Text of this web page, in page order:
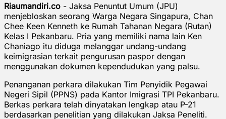
Riaumandiri.co - Jaksa Penuntut Umum (JPU)
menjebloskan seorang Warga Negara Singapura, Chan
Chee Keen Kenneth ke Rumah Tahanan Negara (Rutan)
Kelas I Pekanbaru. Pria yang memiliki nama lain Ken
Chaniago itu diduga melanggar undang-undang
keimigrasian terkait pengurusan paspor dengan
menggunakan dokumen kependudukan yang palsu.
Penanganan perkara dilakukan Tim Penyidik Pegawai
Negeri Sipil (PPNS) pada Kantor Imigrasi TPI Pekanbaru.
Berkas perkara telah dinyatakan lengkap atau P-21
berdasarkan penelitian yang dilakukan Jaksa Peneliti.